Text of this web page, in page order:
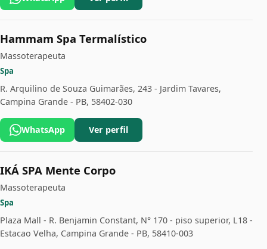
Hammam Spa Termalístico
Massoterapeuta
Spa
R. Arquilino de Souza Guimarães, 243 - Jardim Tavares,
Campina Grande - PB, 58402-030
WhatsApp Ver perfil
IKÁ SPA Mente Corpo
Massoterapeuta
Spa
Plaza Mall - R. Benjamin Constant, N° 170 - piso superior, L18 -
Estacao Velha, Campina Grande - PB, 58410-003